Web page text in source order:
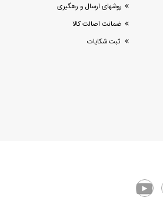
روشهای ارسال و رهگیری
ضمانت اصالت کالا
ثبت شکایات